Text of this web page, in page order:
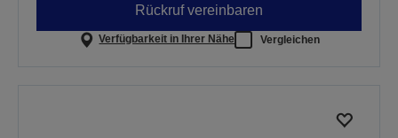
Rückruf vereinbaren
Verfügbarkeit in Ihrer Nähe Vergleichen